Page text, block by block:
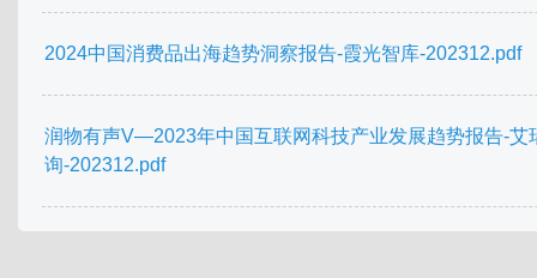
2024中国消费品出海趋势洞察报告-霞光智库-202312.pdf
润物有声V—2023年中国互联网科技产业发展趋势报告-艾
询-202312.pdf